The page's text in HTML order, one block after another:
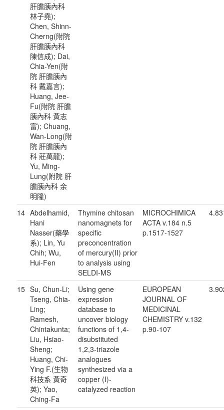
肝膽胰內科
林子堯);
Chen, Shinn-
Cherng(附院
肝膽胰內科
陳信成); Dai,
Chia-Yen(附
院 肝膽胰內
科 戴嘉言);
Huang, Jee-
Fu(附院 肝膽
胰內科 黃志
富); Chuang,
Wan-Long(附
院 肝膽胰內
科 莊萬龍);
Yu, Ming-
Lung(附院 肝
膽胰內科 余
明隆)
14 Abdelhamid,
Hani
Nasser(藥學
系); Lin, Yu
Chih; Wu,
Hui-Fen
Thymine chitosan
nanomagnets for
specific
preconcentration
of mercury(II) prior
to analysis using
SELDI-MS
MICROCHIMICA
ACTA v.184 n.5
p.1517-1527
15 Su, Chun-Li;
Tseng, Chia-
Ling;
Ramesh,
Chintakunta;
Liu, Hsiao-
Sheng;
Huang, Chi-
Ying F.(生物
科技系 黃奇
英); Yao,
Ching-Fa
Using gene
expression
database to
uncover biology
functions of 1,4-
disubstituted
1,2,3-triazole
analogues
synthesized via a
copper (I)-
catalyzed reaction
EUROPEAN
JOURNAL OF
MEDICINAL
CHEMISTRY v.132
p.90-107